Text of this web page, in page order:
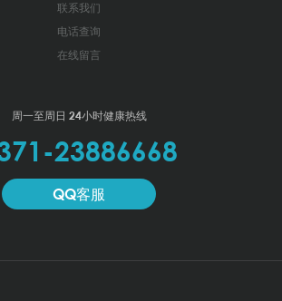
联系我们
电话查询
在线留言
周一至周日 24小时健康热线
23886668
QQ客服